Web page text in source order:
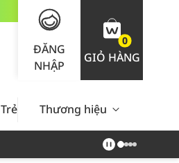
ĐĂNG
NHẬP
0
GIỎ HÀNG
Trẻ Em Nam Giới Chăm Sóc
Thương hiệu